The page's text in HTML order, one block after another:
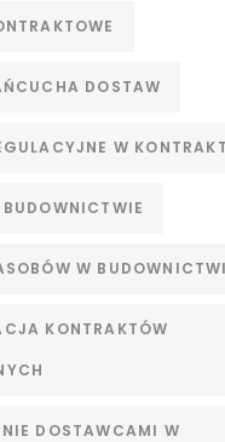
DOSTAW
W
W
KONTRAKTÓW
DOSTAWCAMI W